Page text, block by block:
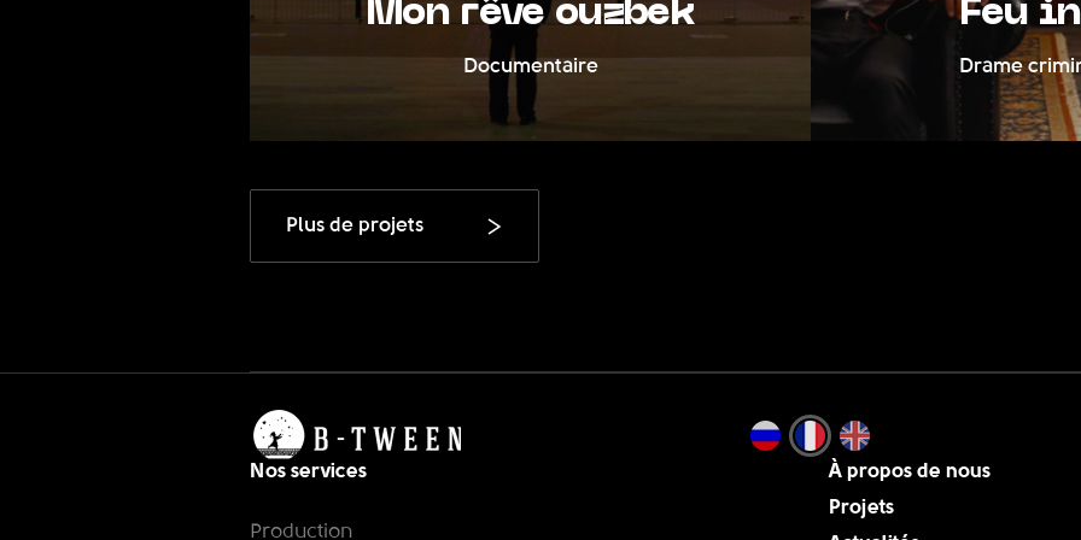
Mon rêve ouzbek
Documentaire
Feu
Drame
Plus de projets
Nos services
Production
À propos de nous
Projets